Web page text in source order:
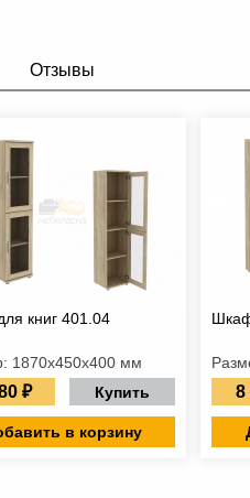
Отзывы
книг 401.04
1870x450x400 мм
₽ Купить
в корзину
8